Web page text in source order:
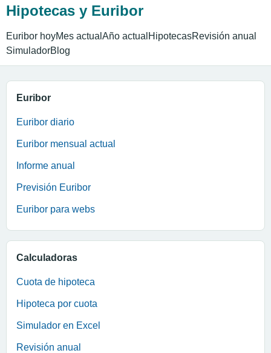
Hipotecas y Euribor
Euribor hoyMes actual Año actual HipotecasRevisión anual
SimuladorBlog
Euribor
Euribor diario
Euribor mensual actual
Informe anual
Previsión Euribor
Euribor para webs
Calculadoras
Cuota de hipoteca
Hipoteca por cuota
Simulador en Excel
Revisión anual